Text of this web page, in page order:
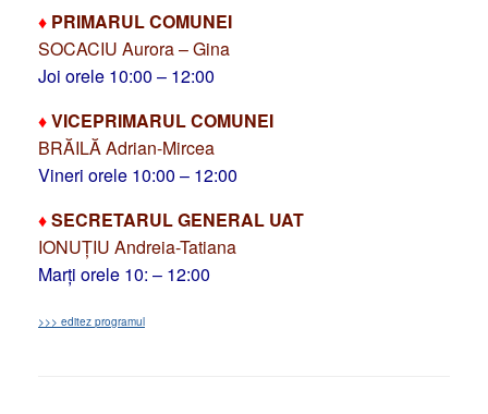
♦ PRIMARUL COMUNEI
SOCACIU Aurora – Gina
Joi orele 10:00 – 12:00
♦VICEPRIMARUL COMUNEI
BRĂILĂ Adrian-Mircea
Vineri orele 10:00 – 12:00
♦SECRETARUL GENERAL UAT
IONUȚIU Andreia-Tatiana
Marți orele 10: – 12:00
>>> editez programul